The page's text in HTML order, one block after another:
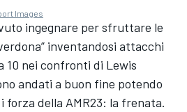
Images
ingegnare per sfruttare le
inventandosi attacchi
10 nei confronti di Lewis
andati a buon fine potendo
della AMR23: la frenata.